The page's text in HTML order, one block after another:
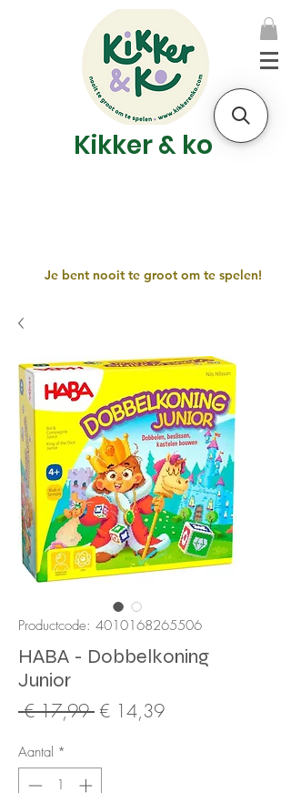
Kikker & ko
Je bent nooit te groot om te spelen!
Productcode: 4010168265506
HABA - Dobbelkoning
Junior
€ 17,99 Normale
€ 14,39Verkoopprijs
Aantal *